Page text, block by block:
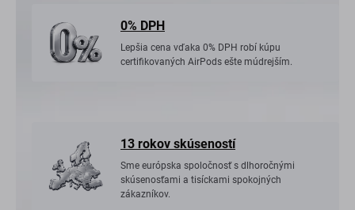
0% DPH
Lepšia cena vďaka 0% DPH robí kúpu
certifikovaných AirPods ešte múdrejším.
13 rokov skúseností
Sme európska spoločnosť s dlhoročnými
skúsenosťami a tisíckami spokojných
zákazníkov.